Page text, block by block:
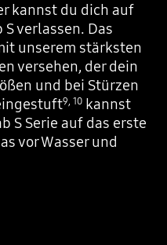
kannst du dich auf
verlassen. Das
unserem stärksten
versehen, der dein
und bei Stürzen
9, 10kannst
S Serie auf das erste
vor Wasser und